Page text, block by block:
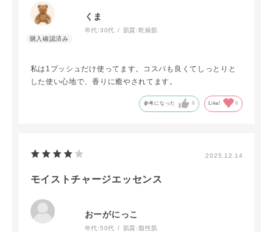
くま
年代:30代 肌質:乾燥肌
私は1プッシュだけ使ってます。コスパも良くてしっとりと
した使い心地で、香りに癒やされてます。
参考になった 0 Like! 0
2025.12.14
モイストチャージエッセンス
おーがにっこ
年代:50代 肌質: 脂性肌